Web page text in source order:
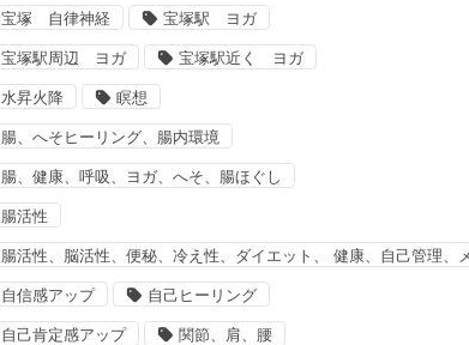
宝塚 自律神経 宝塚駅 ヨガ
宝塚駅周辺 ヨガ 宝塚駅近く ヨガ
水昇火降 瞑想
腸、へそヒーリング、腸内環境
腸、健康、呼吸、ヨガ、へそ、腸ほぐし
腸活性
腸活性、脳活性、便秘、冷え性、ダイエット、 健康、自己管理、
自信感アップ 自己ヒーリング
自己肯定感アップ 関節、肩、腰